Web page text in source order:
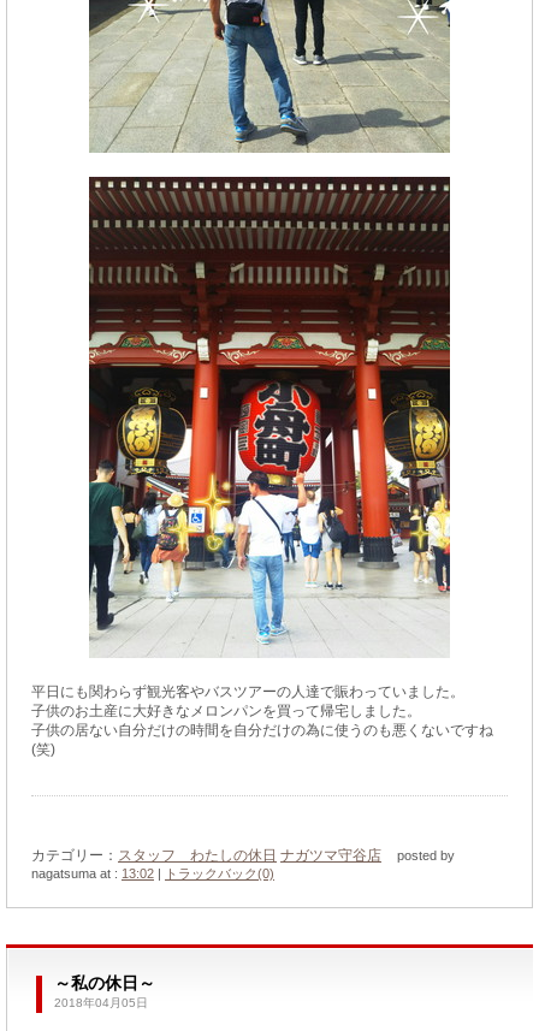
平日にも関わらず観光客やバスツアーの人達で賑わっていました。
子供のお土産に大好きなメロンパンを買って帰宅しました。
子供の居ない自分だけの時間を自分だけの為に使うのも悪くないですね
(笑)
カテゴリー： スタッフ わたしの休日 ナガツマ守谷店
posted by
nagatsuma at : 13:02 | トラックバック(0)
～私の休日～
2018年04月05日